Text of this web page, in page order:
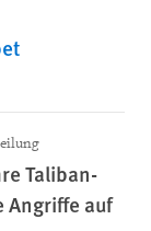
Taliban-
Angriffe auf